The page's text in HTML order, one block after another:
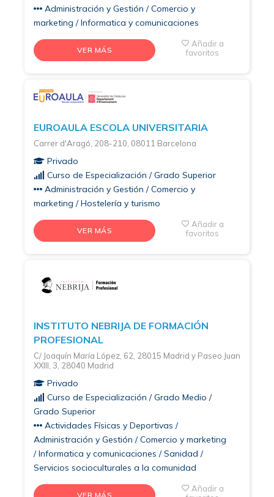
Administración y Gestión / Comercio y
marketing / Informatica y comunicaciones
VER MÁS
Añadir a
favoritos
EUROAULA ESCOLA UNIVERSITARIA
Carrer d'Aragó, 208-210, 08011 Barcelona
Privado
Curso de Especialización / Grado Superior
Administración y Gestión / Comercio y
marketing / Hostelería y turismo
VER MÁS
Añadir a
favoritos
INSTITUTO NEBRIJA DE FORMACIÓN
PROFESIONAL
C/ Joaquín María López, 62, 28015 Madrid y Paseo Juan
XXIII, 3, 28040 Madrid
Privado
Curso de Especialización / Grado Medio /
Grado Superior
Actividades Físicas y Deportivas /
Administración y Gestión / Comercio y marketing
/ Informatica y comunicaciones / Sanidad /
Servicios socioculturales a la comunidad
VER MÁS
Añadir a